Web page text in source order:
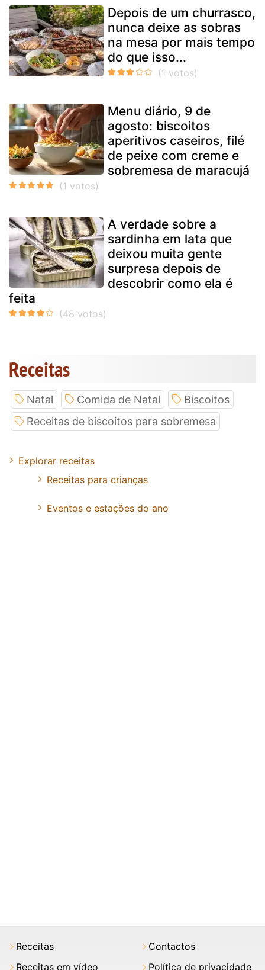
Depois de um churrasco,
nunca deixe as sobras
na mesa por mais tempo
do que isso...
Menu diário, 9 de
agosto: biscoitos
aperitivos caseiros, filé
de peixe com creme e
sobremesa de maracujá
A verdade sobre a
sardinha em lata que
deixou muita gente
surpresa depois de
descobrir como ela é
feita
Receitas
Natal Comida de Natal
Biscoitos
Receitas de biscoitos para sobremesa
Explorar receitas
Receitas para crianças
Eventos e estações do ano
Receitas
Receitas em vídeo
Contactos
Política de privacidade